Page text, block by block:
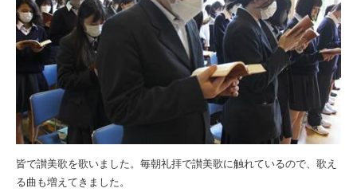
皆で讃美歌を歌いました。毎朝礼拝で讃美歌に触れているので、歌え
る曲も増えてきました。